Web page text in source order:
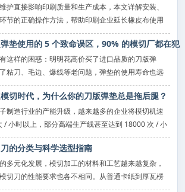
护直接影响印刷质量和生产成本，本文详解安装、
节的正确操作方法，帮助印刷企业延长橡皮布使用
。新闻正文 印刷橡皮布作为印刷过程中油墨转
态直接决定了印刷品的色彩还原度、网点清晰度和
垫使用的 5 个致命误区，90% 的模切厂都在犯
这样的困惑：明明花高价买了进口品质的刀版弹
粘刀、毛边、爆线等老问题，弹垫的使用寿命也远
其实，问题往往不在于弹垫本身的质量，而在于使
研显示，90% 的模切厂都存在至少一个刀版弹垫使
切时代，为什么你的刀版弹垫总是拖后腿？
制造行业的产能升级，越来越多的企业将模切机速
/ 小时以上，部分高端生产线甚至达到 18000 次 / 小
发现，设备速度上去了，生产效率却没有同步提
、卡纸、压痕深浅不一、刀模频繁崩口等问题。行
的分类与科学选型指南
多元化发展，模切加工的材料和工艺越来越复杂，
切刀的性能要求也各不相同。从普通卡纸到厚瓦楞
电子薄膜，都需要选择对应的专用模切刀。如果选